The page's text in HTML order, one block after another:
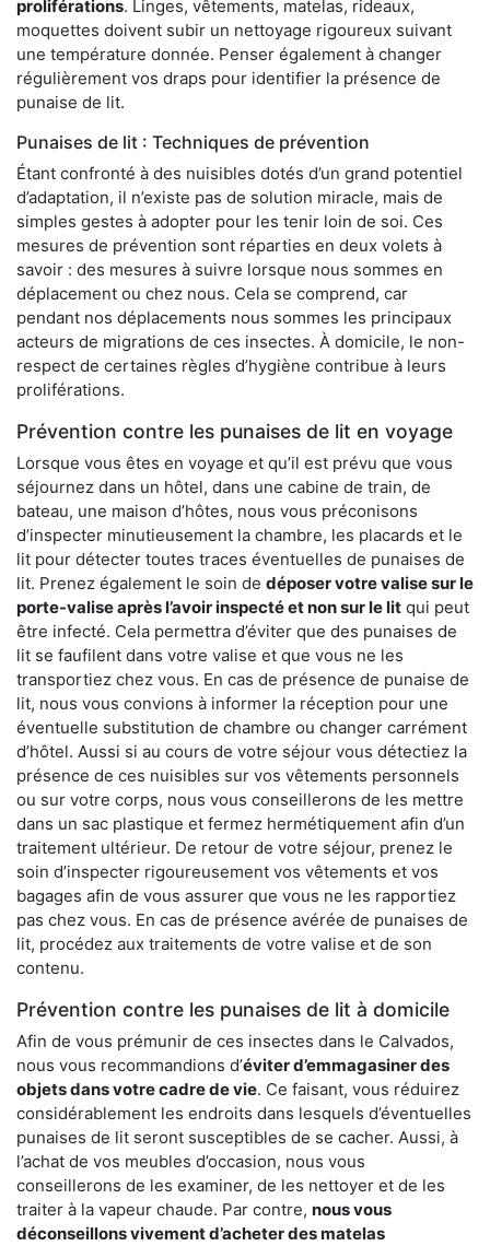
proliférations. Linges, vêtements, matelas, rideaux,
moquettes doivent subir un nettoyage rigoureux suivant
une température donnée. Penser également à changer
régulièrement vos draps pour identifier la présence de
punaise de lit.
Punaises de lit : Techniques de prévention
Étant confronté à des nuisibles dotés d’un grand potentiel
d’adaptation, il n’existe pas de solution miracle, mais de
simples gestes à adopter pour les tenir loin de soi. Ces
mesures de prévention sont réparties en deux volets à
savoir : des mesures à suivre lorsque nous sommes en
déplacement ou chez nous. Cela se comprend, car
pendant nos déplacements nous sommes les principaux
acteurs de migrations de ces insectes. À domicile, le non-
respect de certaines règles d’hygiène contribue à leurs
proliférations.
Prévention contre les punaises de lit en voyage
Lorsque vous êtes en voyage et qu’il est prévu que vous
séjournez dans un hôtel, dans une cabine de train, de
bateau, une maison d’hôtes, nous vous préconisons
d’inspecter minutieusement la chambre, les placards et le
lit pour détecter toutes traces éventuelles de punaises de
lit. Prenez également le soin de déposer votre valise sur le
porte-valise après l’avoir inspecté et non sur le lit qui peut
être infecté. Cela permettra d’éviter que des punaises de
lit se faufilent dans votre valise et que vous ne les
transportiez chez vous. En cas de présence de punaise de
lit, nous vous convions à informer la réception pour une
éventuelle substitution de chambre ou changer carrément
d’hôtel. Aussi si au cours de votre séjour vous détectiez la
présence de ces nuisibles sur vos vêtements personnels
ou sur votre corps, nous vous conseillerons de les mettre
dans un sac plastique et fermez hermétiquement afin d’un
traitement ultérieur. De retour de votre séjour, prenez le
soin d’inspecter rigoureusement vos vêtements et vos
bagages afin de vous assurer que vous ne les rapportiez
pas chez vous. En cas de présence avérée de punaises de
lit, procédez aux traitements de votre valise et de son
contenu.
Prévention contre les punaises de lit à domicile
Afin de vous prémunir de ces insectes dans le Calvados,
nous vous recommandions d’éviter d’emmagasiner des
objets dans votre cadre de vie. Ce faisant, vous réduirez
considérablement les endroits dans lesquels d’éventuelles
punaises de lit seront susceptibles de se cacher. Aussi, à
l’achat de vos meubles d’occasion, nous vous
conseillerons de les examiner, de les nettoyer et de les
traiter à la vapeur chaude. Par contre, nous vous
déconseillons vivement d’acheter des matelas